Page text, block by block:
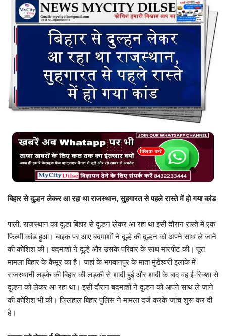
मनोरंजन
धर्म
बिजनेस
टेक ज्ञान
Language
English Hindi
बिहार से दुल्हन लेकर आ रहा था राजस्थान, सुहगारत से पहले रास्ते में हो गया कांड
पाली. राजस्थान का दूल्हा बिहार से दुल्हन लेकर आ रहा था इसी दौरान रास्ते में एक
फिल्मी कांड हुआ। बाइक पर आए बदमाशों ने दूल्हे की दुल्हन को अपने साथ ले जाने
की कोशिश की। बदमाशों ने दूल्हे और उसके परिवार के साथ मारपीट की। पूरा
मामला बिहार के कैमूर का है। जहां के भगवानपुर के माता मुंडेश्वरी इलाके में
राजस्थानी लड़के की बिहार की लड़की से शादी हुई और शादी के बाद वह ई-रिक्शा से
दुल्हन को लेकर आ रहा था। इसी दौरान बदमाशों ने दुल्हन को अपने साथ ले जाने
की कोशिश भी की। फिलहाल बिहार पुलिस ने मामला दर्ज करके जांच शुरू कर दी
है।